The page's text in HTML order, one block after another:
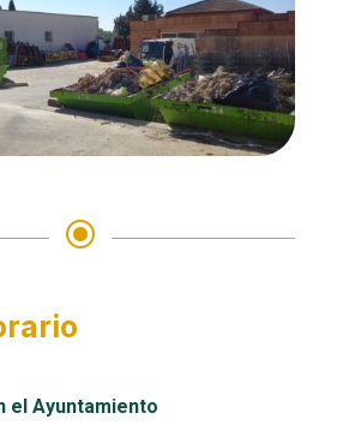
\
el Ayuntamiento